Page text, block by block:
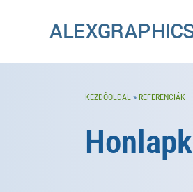
KEZDŐOLDAL » REFERENCIÁK